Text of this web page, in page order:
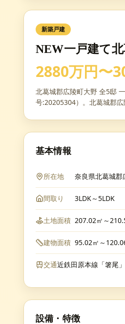
新築戸建
NEW一戸建て
2880万円〜
北葛城郡広陵町大野 全5邸
号:20205304）。北葛城郡
基本情報
所在地 奈良県北葛城
間取り 3LDK～5LDK
土地面積 207.02㎡～
建物面積 95.02㎡～
交通近鉄田原本線「箸尾
設備・特徴